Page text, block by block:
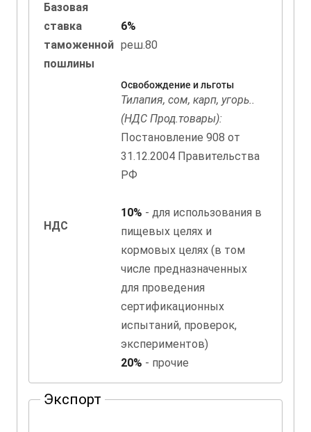
Базовая
ставка
таможенной
пошлины
6%
реш.80
НДС
Освобождение и льготы
Тилапия, сом, карп, угорь..
(НДС Прод.товары):
Постановление 908 от
31.12.2004 Правительства
РФ
10% - для использования в
пищевых целях и
кормовых целях (в том
числе предназначенных
для проведения
сертификационных
испытаний, проверок,
экспериментов)
20% - прочие
Экспорт